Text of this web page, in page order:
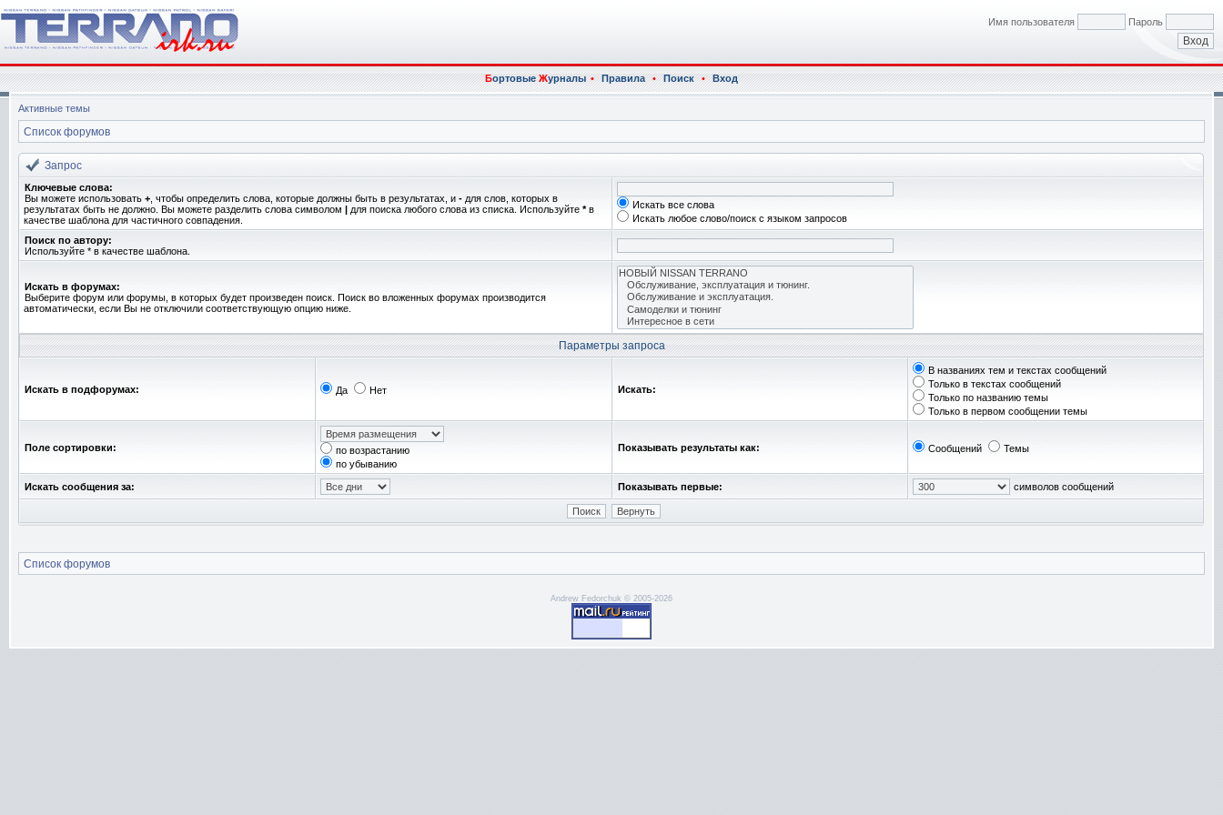
Имя пользователя Пароль
БортовыеЖурналы • Правила • Поиск • Вход
Активные темы
Список форумов
Запрос
Ключевые слова:
Вы можете использовать + , чтобы определить слова, которые должны быть в результатах, и - для слов, которых в
результатах быть не должно. Вы можете разделить слова символом | для поиска любого слова из списка. Используйте *в
качестве шаблона для частичного совпадения.
Искать все слова
Искать любое слово/поиск с языком запросов
Поиск по автору:
Используйте * в качестве шаблона.
Искать в форумах:
Выберите форум или форумы, в которых будет произведен поиск. Поиск во вложенных форумах производится
автоматически, если Вы не отключили соответствующую опцию ниже.
Параметры запроса
Искать в подфорумах: Да Нет Искать:
В названиях тем и текстах сообщений
Только в текстах сообщений
Только по названию темы
Только в первом сообщении темы
Поле сортировки:
по возрастанию
по убыванию
Показывать результаты как: Сообщений Темы
Искать сообщения за: Показывать первые: символов сообщений
Список форумов
Andrew Fedorchuk © 2005-2026